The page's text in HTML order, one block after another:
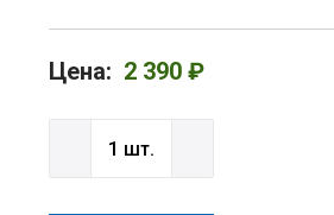
Цена: 2 390 ₽